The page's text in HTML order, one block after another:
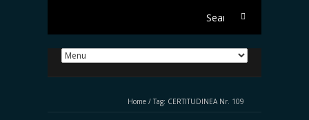
Search
Home / Tag: CERTITUDINEA Nr. 109